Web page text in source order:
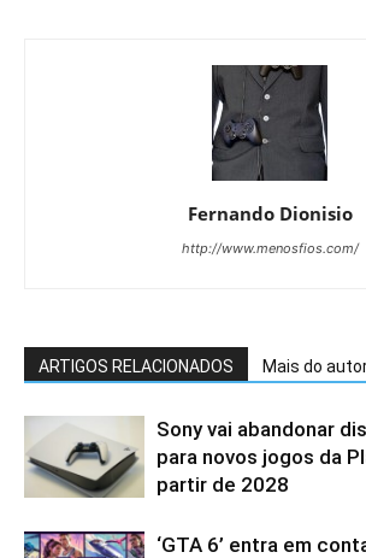
Fernando Dionisio
http://www.menosfios.com/
ARTIGOS RELACIONADOS Mais do
Sony vai abandonar
para novos jogos da
partir de 2028
‘GTA 6’ entra em